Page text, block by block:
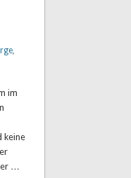
,
im
keine
…